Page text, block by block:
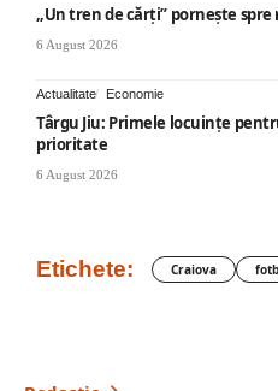
„Un tren de cărți” pornește
6 August 2026
Actualitate Economie
Târgu Jiu: Primele locuințe
prioritate
6 August 2026
Etichete: Craiova